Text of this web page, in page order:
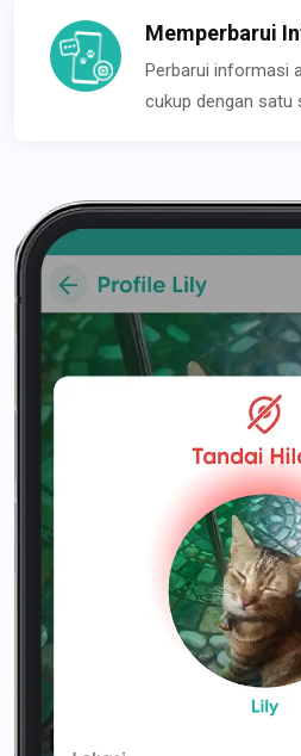
Memperbarui
Perbarui informasi
cukup dengan satu